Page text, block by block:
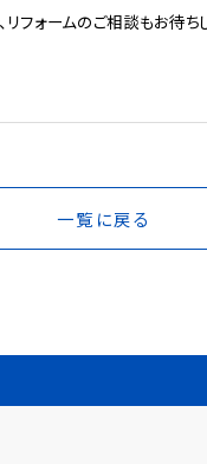
フォームのご相談もお待ち
一覧に戻る